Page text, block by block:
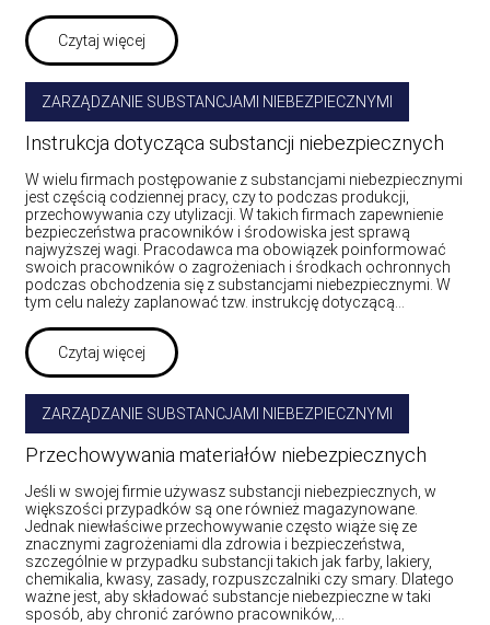
Czytaj więcej
ZARZĄDZANIE SUBSTANCJAMI NIEBEZPIECZNYMI
Instrukcja dotycząca substancji niebezpiecznych
W wielu firmach postępowanie z substancjami niebezpiecznymi
jest częścią codziennej pracy, czy to podczas produkcji,
przechowywania czy utylizacji. W takich firmach zapewnienie
bezpieczeństwa pracowników i środowiska jest sprawą
najwyższej wagi. Pracodawca ma obowiązek poinformować
swoich pracowników o zagrożeniach i środkach ochronnych
podczas obchodzenia się z substancjami niebezpiecznymi. W
tym celu należy zaplanować tzw. instrukcję dotyczącą…
Czytaj więcej
ZARZĄDZANIE SUBSTANCJAMI NIEBEZPIECZNYMI
Przechowywania materiałów niebezpiecznych
Jeśli w swojej firmie używasz substancji niebezpiecznych, w
większości przypadków są one również magazynowane.
Jednak niewłaściwe przechowywanie często wiąże się ze
znacznymi zagrożeniami dla zdrowia i bezpieczeństwa,
szczególnie w przypadku substancji takich jak farby, lakiery,
chemikalia, kwasy, zasady, rozpuszczalniki czy smary. Dlatego
ważne jest, aby składować substancje niebezpieczne w taki
sposób, aby chronić zarówno pracowników,…